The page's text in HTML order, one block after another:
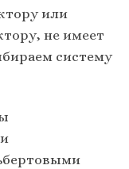
или
не имеет
систему